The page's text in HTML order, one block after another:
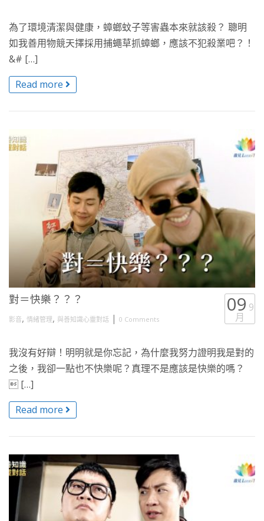
為了環境清潔與健康，蟑螂蚊子等害蟲本來就該殺？ 聰明
如我善用物競天擇採用捕蠅草抓蟑螂，應該不犯殺業吧？！
&# […]
Read more
對＝快樂？？？
影音, 情緒管理, 與善知識心靈對話 | 0 Comments
09 9
月
我沒有好辯！明明就是你忘記，為什麼我努力證明我是對的
之後，我卻一點也不快樂呢？真理不是應該是快樂的嗎？
 […]
Read more